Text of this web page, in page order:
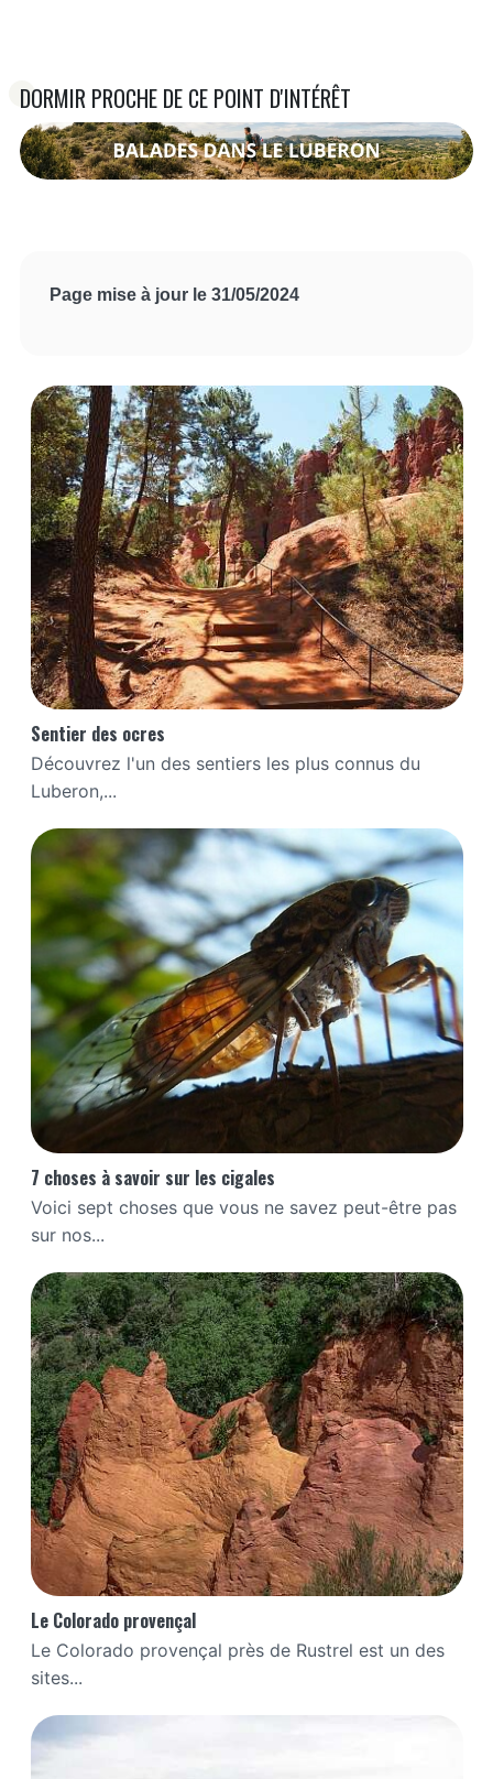
DORMIR PROCHE DE CE POINT D'INTÉRÊT
Page mise à jour le 31/05/2024
Sentier des ocres
Découvrez l'un des sentiers les plus connus du
Luberon,...
7 choses à savoir sur les cigales
Voici sept choses que vous ne savez peut-être pas
sur nos...
Le Colorado provençal
Le Colorado provençal près de Rustrel est un des
sites...